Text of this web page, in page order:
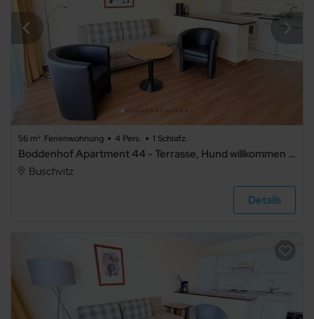
56 m² Ferienwohnung 4 Pers. 1 Schlafz.
Boddenhof Apartment 44 - Terrasse, Hund willkommen - Boddenhof Stedar Ferienwohnung 44 – Familienfreundlich, mit Terrasse und WLAN
Buschvitz
Details